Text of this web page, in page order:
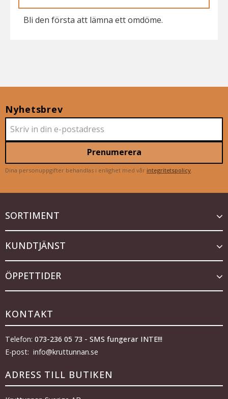
Bli den första att lämna ett omdöme.
Nyhetsbrev
Prenumerera
Dina personuppgifter behandlas i enlighet med vår integritetspolicy
SORTIMENT
KUNDTJÄNST
ÖPPETTIDER
KONTAKT
Telefon: 073-236 05 73 - SMS fungerar INTE!!!
E-post: info@kruttunnan.se
ADRESS TILL BUTIKEN